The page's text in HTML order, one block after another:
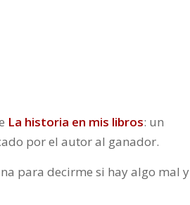
La historia en mis libros: un
por el autor al ganador.
para decirme si hay algo mal y